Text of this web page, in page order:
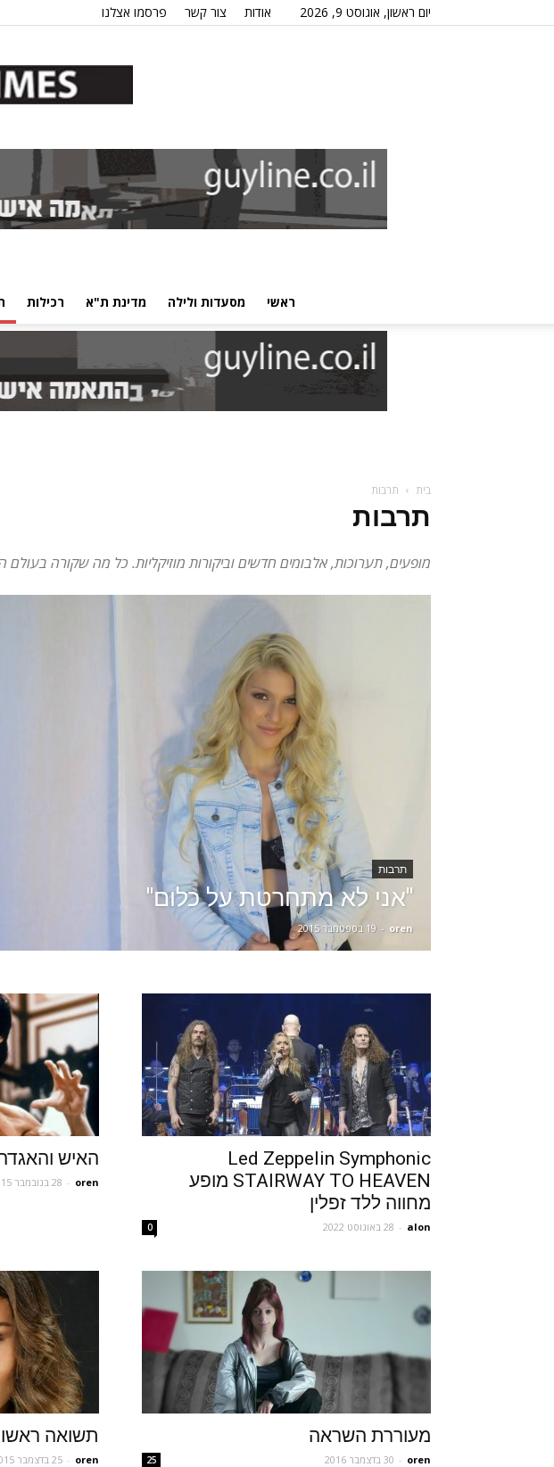
יום ראשון, אוגוסט 9, 2026 אודות צור קשר פרסמו אצלנו
ראשי מסעדות ולילה מדינת ת"א רכילות
בית תרבות
תרבות
מופעים, תערוכות, אלבומים חדשים וביקורות מוזיקליות. כל מה שקורה בעולם
תרבות
"אני לא מתחרטת על כלום"
oren
- 19 בספטמבר 2015
Led Zeppelin Symphonic
STAIRWAY TO HEAVEN מופע
מחווה ללד זפלין
alon
- 28 באוגוסט 2022 0
האיש
oren
- 28 בנובמבר 2015
מעוררת השראה
oren
- 30 בדצמבר 2016 25
תשואה
oren
- 25 בדצמבר 2015